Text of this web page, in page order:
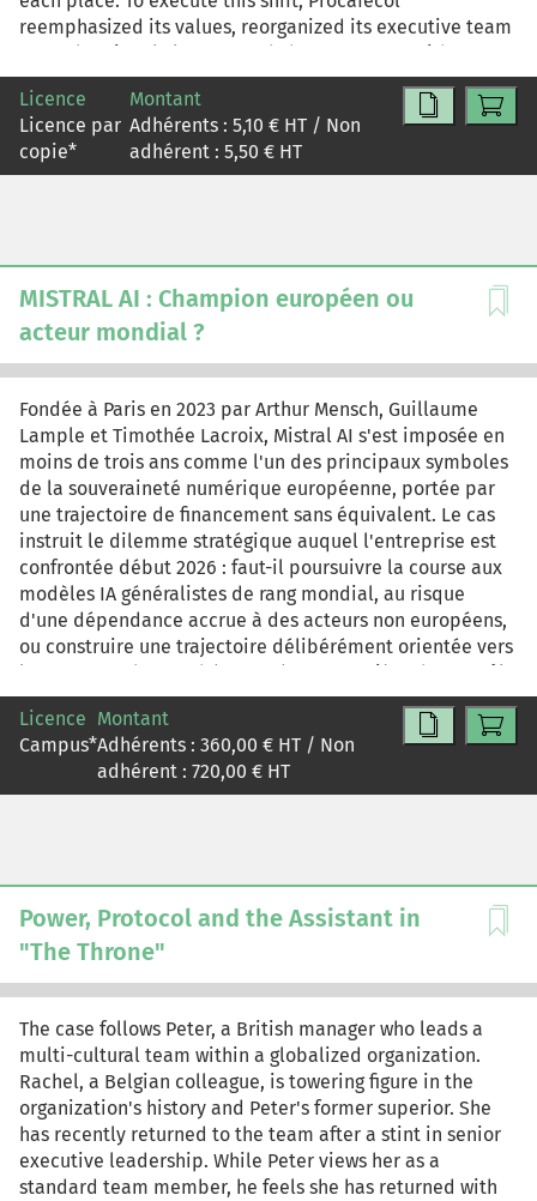
reemphasized its values, reorganized its executive team
around regional clusters, and chose partners with
aligned mindsets.
Licence
Licence par
copie*
Montant
Adhérents : 5,10 € HT / Non
adhérent : 5,50 € HT
MISTRAL AI : Champion européen ou
acteur mondial ?
Fondée à Paris en 2023 par Arthur Mensch, Guillaume
Lample et Timothée Lacroix, Mistral AI s'est imposée en
moins de trois ans comme l'un des principaux symboles
de la souveraineté numérique européenne, portée par
une trajectoire de financement sans équivalent. Le cas
instruit le dilemme stratégique auquel l'entreprise est
confrontée début 2026 : faut-il poursuivre la course aux
modèles IA généralistes de rang mondial, au risque
d'une dépendance accrue à des acteurs non européens,
ou construire une trajectoire délibérément orientée vers
les attentes du marché européen en matière de contrôle
des données et de conformité réglementaire, quitte à
accepter un écart de performance persistant sur
certains usages de pointe ?
Licence
Campus*
Montant
Adhérents : 360,00 € HT / Non
adhérent : 720,00 € HT
Power, Protocol and the Assistant in
"The Throne"
The case follows Peter, a British manager who leads a
multi-cultural team within a globalized organization.
Rachel, a Belgian colleague, is towering figure in the
organization's history and Peter's former superior. She
has recently returned to the team after a stint in senior
executive leadership. While Peter views her as a
standard team member, he feels she has returned with